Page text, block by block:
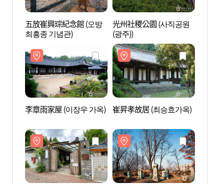
五放崔興琮紀念館 (오방
최흥종 기념관)
光州社稷公園 (사직공원
(광주))
李章雨家屋 (이장우 가옥) 崔昇孝故居 (최승효가옥)